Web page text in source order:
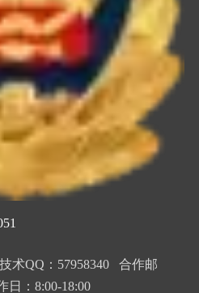
术QQ：57958340 合作邮
日：8:00-18:00